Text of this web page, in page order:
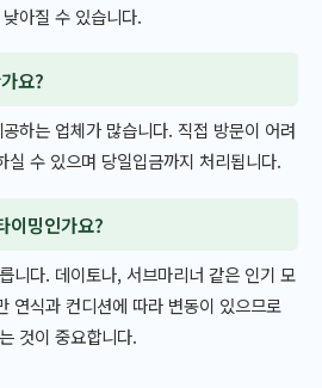
아질 수 있습니다.
요?
하는 업체가 많습니다. 직접 방문이 어려
실 수 있으며 당일입금까지 처리됩니다.
이밍인가요?
니다. 데이토나, 서브마리너 같은 인기 모
연식과 컨디션에 따라 변동이 있으므로
것이 중요합니다.